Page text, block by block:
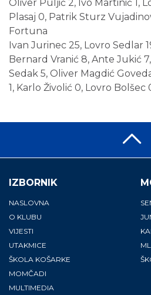
Oliver Puljić 2, Ivo Martinić 1,
Plasaj 0, Patrik Sturz
Fortuna
Ivan Jurinec 25, Lovro Sedlar
Bernard Vranić 8, Ante Jukić
Sedak 5, Oliver Magdić
1, Karlo Živolić 0, Lovro Bolšec
IZBORNIK
NASLOVNA
O KLUBU
VIJESTI
UTAKMICE
ŠKOLA KOŠARKE
MOMČADI
MULTIMEDIA